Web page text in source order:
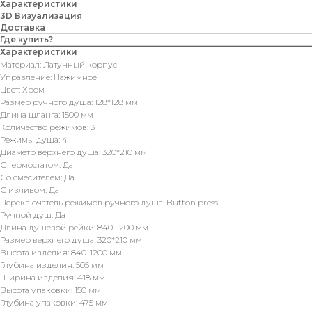
Характеристики
3D Визуализация
Доставка
Где купить?
Характеристики
Материал: Латунный корпус
Управление: Нажимное
Цвет: Хром
Размер ручного душа: 128*128 мм
Длина шланга: 1500 мм
Количество режимов: 3
Режимы душа: 4
Диаметр верхнего душа: 320*210 мм
С термостатом: Да
Со смесителем: Да
С изливом: Да
Переключатель режимов ручного душа: Button press
Ручной душ: Да
Длина душевой рейки: 840-1200 мм
Размер верхнего душа: 320*210 мм
Высота изделия: 840-1200 мм
Глубина изделия: 505 мм
Ширина изделия: 418 мм
Высота упаковки: 150 мм
Глубина упаковки: 475 мм